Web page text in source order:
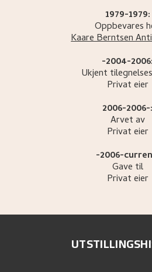
1979-1979:
Oppbevares
Kaare Berntsen
-2004-2006:
Ukjent
Privat eier
2006-2006-:
Arvet av
Privat eier
-2006-
Gave til
Privat eier